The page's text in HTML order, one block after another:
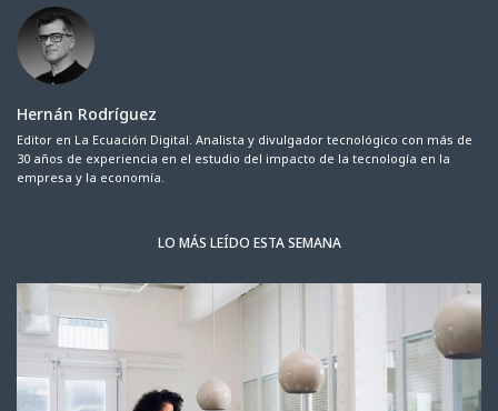
Hernán Rodríguez
Editor en La Ecuación Digital. Analista y divulgador tecnológico con más de
30 años de experiencia en el estudio del impacto de la tecnología en la
empresa y la economía.
LO MÁS LEÍDO ESTA SEMANA